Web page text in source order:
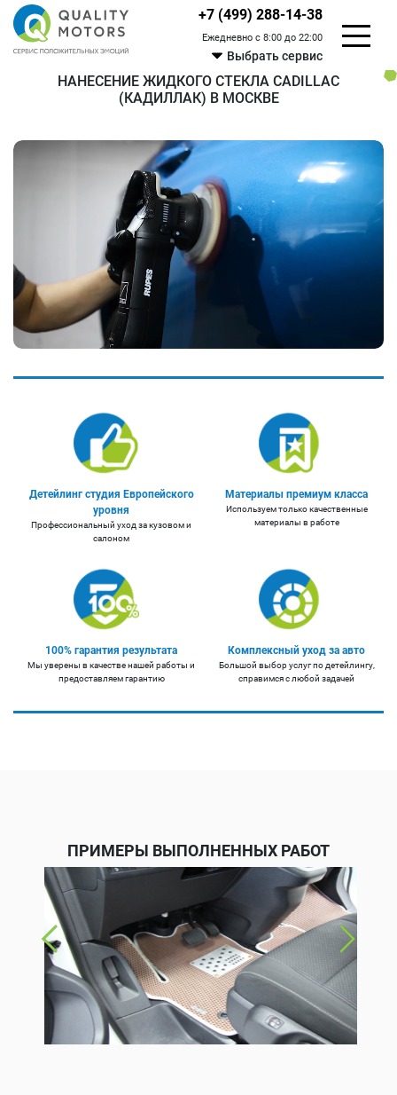
+7 (499) 288-14-38
Ежедневно с 8:00 до 22:00
Выбрать сервис
НАНЕСЕНИЕ ЖИДКОГО СТЕКЛА CADILLAC
(КАДИЛЛАК) В МОСКВЕ
Детейлинг студия Европейского
уровня
Профессиональный уход за кузовом и
салоном
Материалы премиум класса
Используем только качественные
материалы в работе
100% гарантия результата
Мы уверены в качестве нашей работы и
предоставляем гарантию
Комплексный уход за авто
Большой выбор услуг по детейлингу,
справимся с любой задачей
ПРИМЕРЫ ВЫПОЛНЕННЫХ РАБОТ